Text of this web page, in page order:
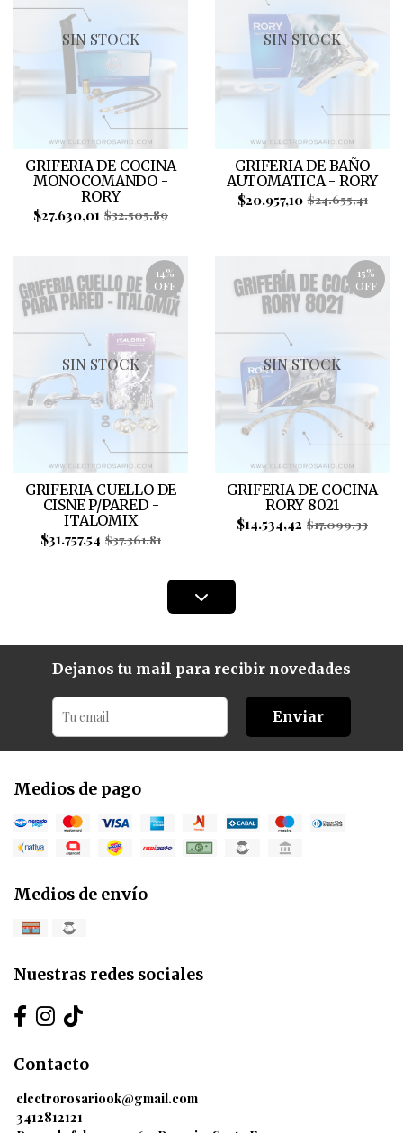
SIN STOCK
GRIFERIA DE COCINA
MONOCOMANDO -
RORY
$27.630,01 $32.505,89
SIN STOCK
GRIFERIA DE BAÑO
AUTOMATICA - RORY
$20.957,10 $24.655,41
14%
OFF
SIN STOCK
GRIFERIA CUELLO DE
CISNE P/PARED -
ITALOMIX
$31.757,54 $37.361,81
15%
OFF
SIN STOCK
GRIFERIA DE COCINA
RORY 8021
$14.534,42 $17.099,33
Dejanos tu mail para recibir novedades
Enviar
Medios de pago
Medios de envío
Nuestras redes sociales
Contacto
electrorosariook@gmail.com
3412812121